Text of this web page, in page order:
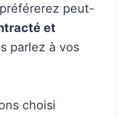
peut-
et
parlez à vos
choisi